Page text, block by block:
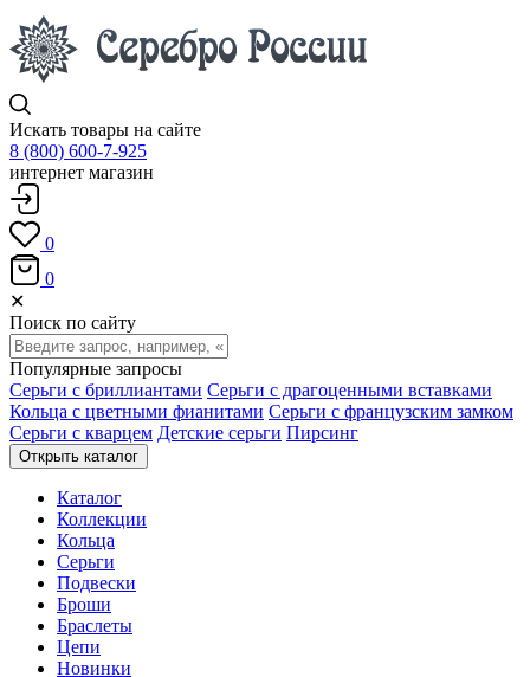
Искать товары на сайте
8 (800) 600-7-925
интернет магазин
0
0
✕
Поиск по сайту
Популярные запросы
Серьги с бриллиантами Серьги с драгоценными вставками
Кольца с цветными фианитами Серьги с французским замком
Серьги с кварцем Детские серьги Пирсинг
Открыть каталог
Каталог
Коллекции
Кольца
Серьги
Подвески
Броши
Браслеты
Цепи
Новинки